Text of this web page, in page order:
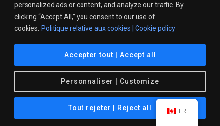
personalized ads or content, and analyze our traffic. By
clicking “Accept All,” you consent to our use of
cookies. Politique relative aux cookies | Cookie policy
Personnaliser | Customize
Tout rejeter | Reject all
Accepter tout | Accept all
Politique de protection de l’intégrité – Tennis Québec
© 2021 Club de Tennis Île des Sœurs. Tous droits
réservés.
FR